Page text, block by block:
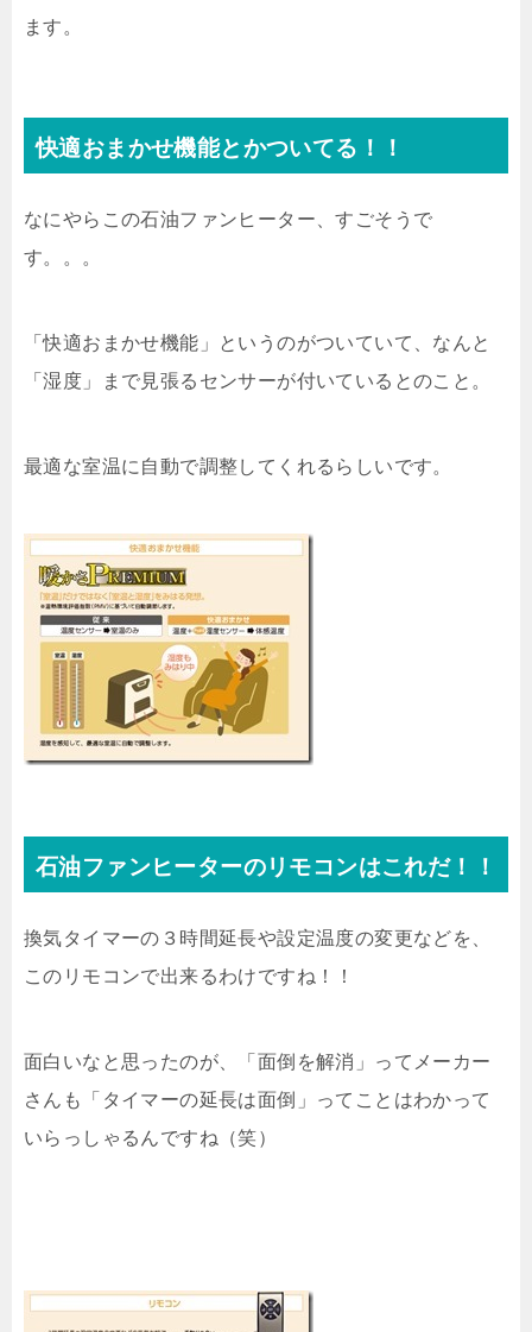
ます。
快適おまかせ機能とかついてる！！
なにやらこの石油ファンヒーター、すごそうで
す。。。
「快適おまかせ機能」というのがついていて、なんと
「湿度」まで見張るセンサーが付いているとのこと。
最適な室温に自動で調整してくれるらしいです。
石油ファンヒーターのリモコンはこれだ！！
換気タイマーの３時間延長や設定温度の変更などを、
このリモコンで出来るわけですね！！
面白いなと思ったのが、「面倒を解消」ってメーカー
さんも「タイマーの延長は面倒」ってことはわかって
いらっしゃるんですね（笑）